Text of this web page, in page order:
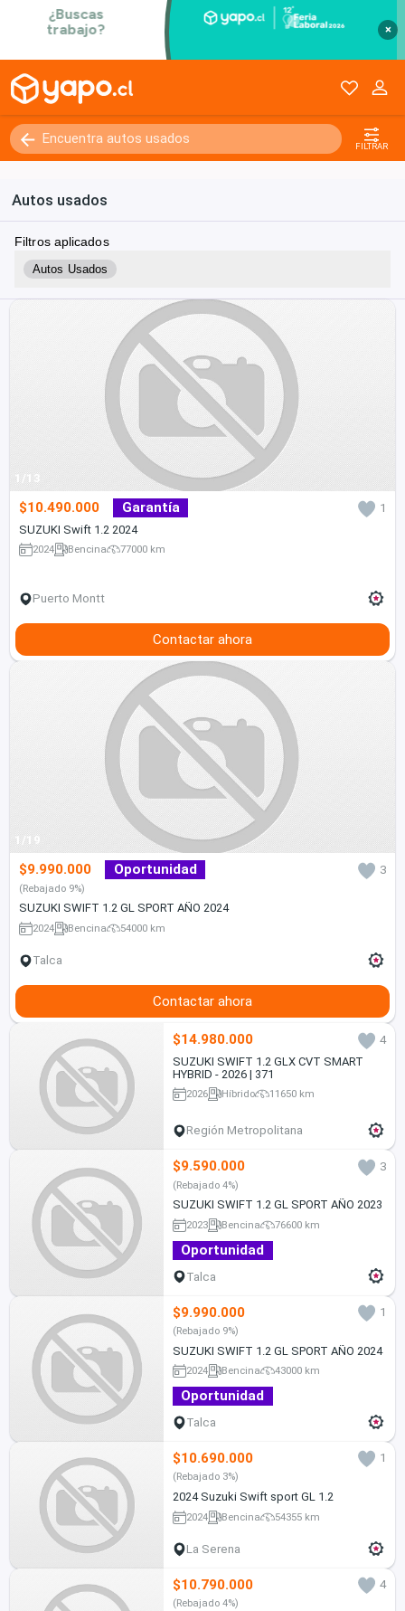
×
FILTRAR
Autos usados
Filtros aplicados
Autos Usados
1/13
$10.490.000 Garantía
1
SUZUKI Swift 1.2 2024
2024 Bencina 77000 km
Puerto Montt
Contactar ahora
1/19
$9.990.000 Oportunidad 3
(Rebajado 9%)
SUZUKI SWIFT 1.2 GL SPORT AÑO 2024
2024 Bencina 54000 km
Talca
Contactar ahora
$14.980.000
4
SUZUKI SWIFT 1.2 GLX CVT SMART
HYBRID - 2026 | 371
2026 Híbrido 11650 km
Región Metropolitana
$9.590.000 3
(Rebajado 4%)
SUZUKI SWIFT 1.2 GL SPORT AÑO 2023
2023 Bencina 76600 km
Oportunidad
Talca
$9.990.000 1
(Rebajado 9%)
SUZUKI SWIFT 1.2 GL SPORT AÑO 2024
2024 Bencina 43000 km
Oportunidad
Talca
$10.690.000 1
(Rebajado 3%)
2024 Suzuki Swift sport GL 1.2
2024 Bencina 54355 km
La Serena
$10.790.000 4
(Rebajado 4%)